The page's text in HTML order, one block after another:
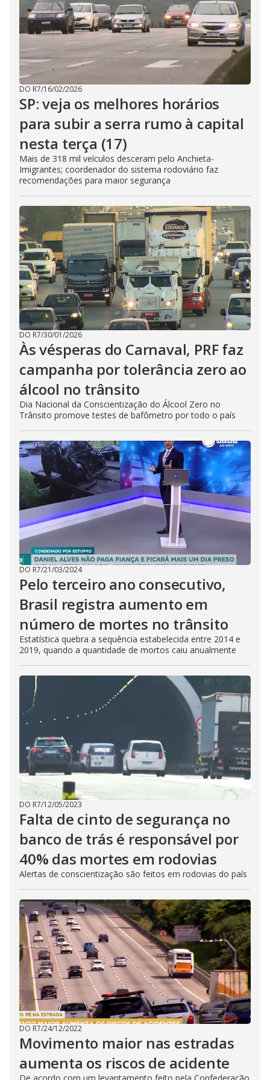
DO R7/16/02/2026
SP: veja os melhores horários
para subir a serra rumo à capital
nesta terça (17)
Mais de 318 mil veículos desceram pelo Anchieta-
Imigrantes; coordenador do sistema rodoviário faz
recomendações para maior segurança
DO R7/30/01/2026
Às vésperas do Carnaval, PRF faz
campanha por tolerância zero ao
álcool no trânsito
Dia Nacional da Conscientização do Álcool Zero no
Trânsito promove testes de bafômetro por todo o país
DO R7/21/03/2024
Pelo terceiro ano consecutivo,
Brasil registra aumento em
número de mortes no trânsito
Estatística quebra a sequência estabelecida entre 2014 e
2019, quando a quantidade de mortos caiu anualmente
DO R7/12/05/2023
Falta de cinto de segurança no
banco de trás é responsável por
40% das mortes em rodovias
Alertas de conscientização são feitos em rodovias do país
DO R7/24/12/2022
Movimento maior nas estradas
aumenta os riscos de acidente